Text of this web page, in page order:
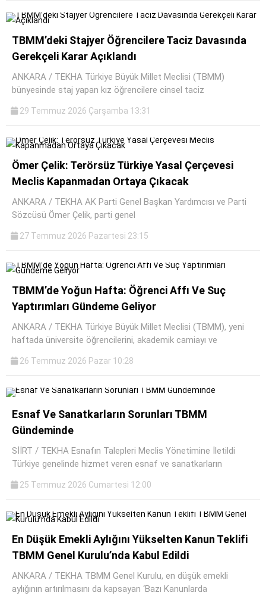
TBMM’deki Stajyer Öğrencilere Taciz Davasında
Gerekçeli Karar Açıklandı
ANKARA / TEKHA Türkiye Büyük Millet Meclisi (TBMM)
bünyesinde staj yapan kız öğrencilere cinsel taciz
29 Temmuz 2026 Çarşamba 13:31
Ömer Çelik: Terörsüz Türkiye Yasal Çerçevesi
Meclis Kapanmadan Ortaya Çıkacak
ANKARA / TEKHA AK Parti Genel Başkan Yardımcısı ve Parti
Sözcüsü Ömer Çelik, parti genel
27 Temmuz 2026 Pazartesi 23:15
TBMM’de Yoğun Hafta: Öğrenci Affı Ve Suç
Yaptırımları Gündeme Geliyor
ANKARA / TEKHA Türkiye Büyük Millet Meclisi (TBMM), yeni
haftada üniversite öğrencilerini, akademik camiayı ve
26 Temmuz 2026 Pazar 10:28
Esnaf Ve Sanatkarların Sorunları TBMM
Gündeminde
SİİRT / TEKHA Esnafın Talepleri Meclis Yönetimine İletildi
Türkiye genelinde hizmet veren esnaf ve sanatkarların
25 Temmuz 2026 Cumartesi 12:00
En Düşük Emekli Aylığını Yükselten Kanun Teklifi
TBMM Genel Kurulu’nda Kabul Edildi
ANKARA / TEKHA TBMM Genel Kurulu, en düşük emekli
aylığının artırılmasını da kapsayan ‘Bazı Kanunlarda